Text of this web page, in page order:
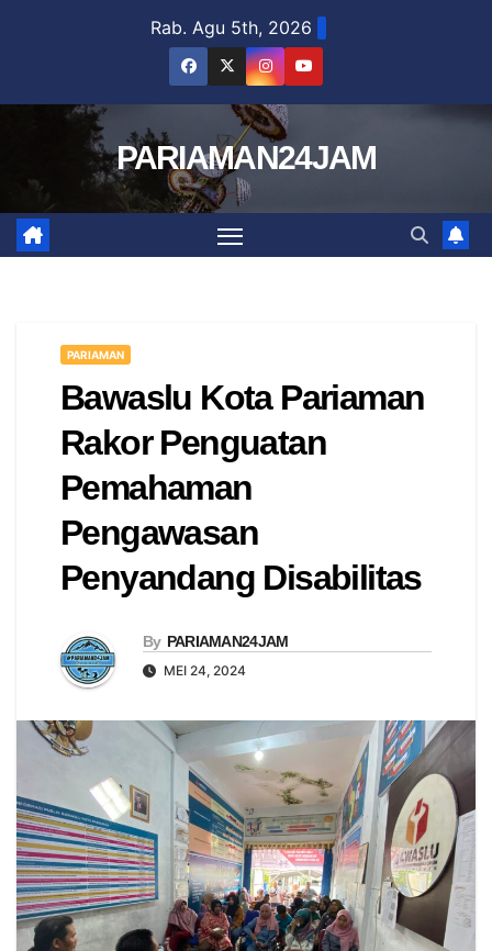
Rab. Agu 5th, 2026
PARIAMAN24JAM
PARIAMAN
Bawaslu Kota Pariaman
Rakor Penguatan
Pemahaman
Pengawasan
Penyandang Disabilitas
By PARIAMAN24JAM
MEI 24, 2024